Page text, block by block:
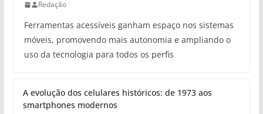
Redação
Ferramentas acessíveis ganham espaço nos sistemas
móveis, promovendo mais autonomia e ampliando o
uso da tecnologia para todos os perfis
A evolução dos celulares históricos: de 1973 aos
smartphones modernos